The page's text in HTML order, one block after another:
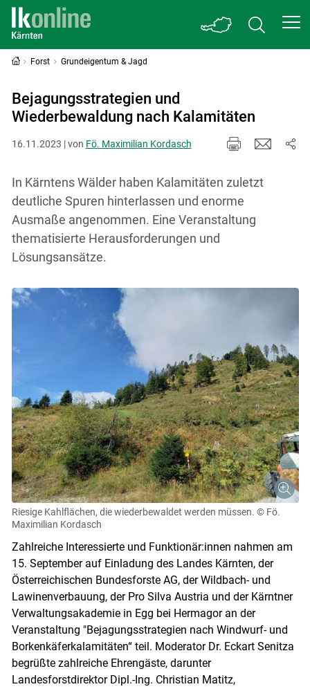
Forst Grundeigentum & Jagd
Bejagungsstrategien und
Wiederbewaldung nach Kalamitäten
16.11.2023 | von Fö. Maximilian Kordasch
In Kärntens Wälder haben Kalamitäten zuletzt
deutliche Spuren hinterlassen und enorme
Ausmaße angenommen. Eine Veranstaltung
thematisierte Herausforderungen und
Lösungsansätze.
Riesige Kahlflächen, die wiederbewaldet werden müssen. © Fö.
Maximilian Kordasch
Zahlreiche Interessierte und Funktionär:innen nahmen am
15. September auf Einladung des Landes Kärnten, der
Österreichischen Bundesforste AG, der Wildbach- und
Lawinenverbauung, der Pro Silva Austria und der Kärntner
Verwaltungsakademie in Egg bei Hermagor an der
Veranstaltung "Bejagungsstrategien nach Windwurf- und
Borkenkäferkalamitäten“ teil. Moderator Dr. Eckart Senitza
begrüßte zahlreiche Ehrengäste, darunter
Landesforstdirektor Dipl.-Ing. Christian Matitz,